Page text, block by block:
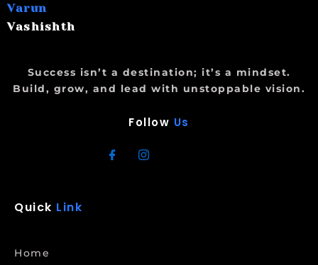
Varun
Vashishth
Success isn’t a destination; it’s a mindset.
Build, grow, and lead with unstoppable vision.
Follow Us
Quick Link
Home